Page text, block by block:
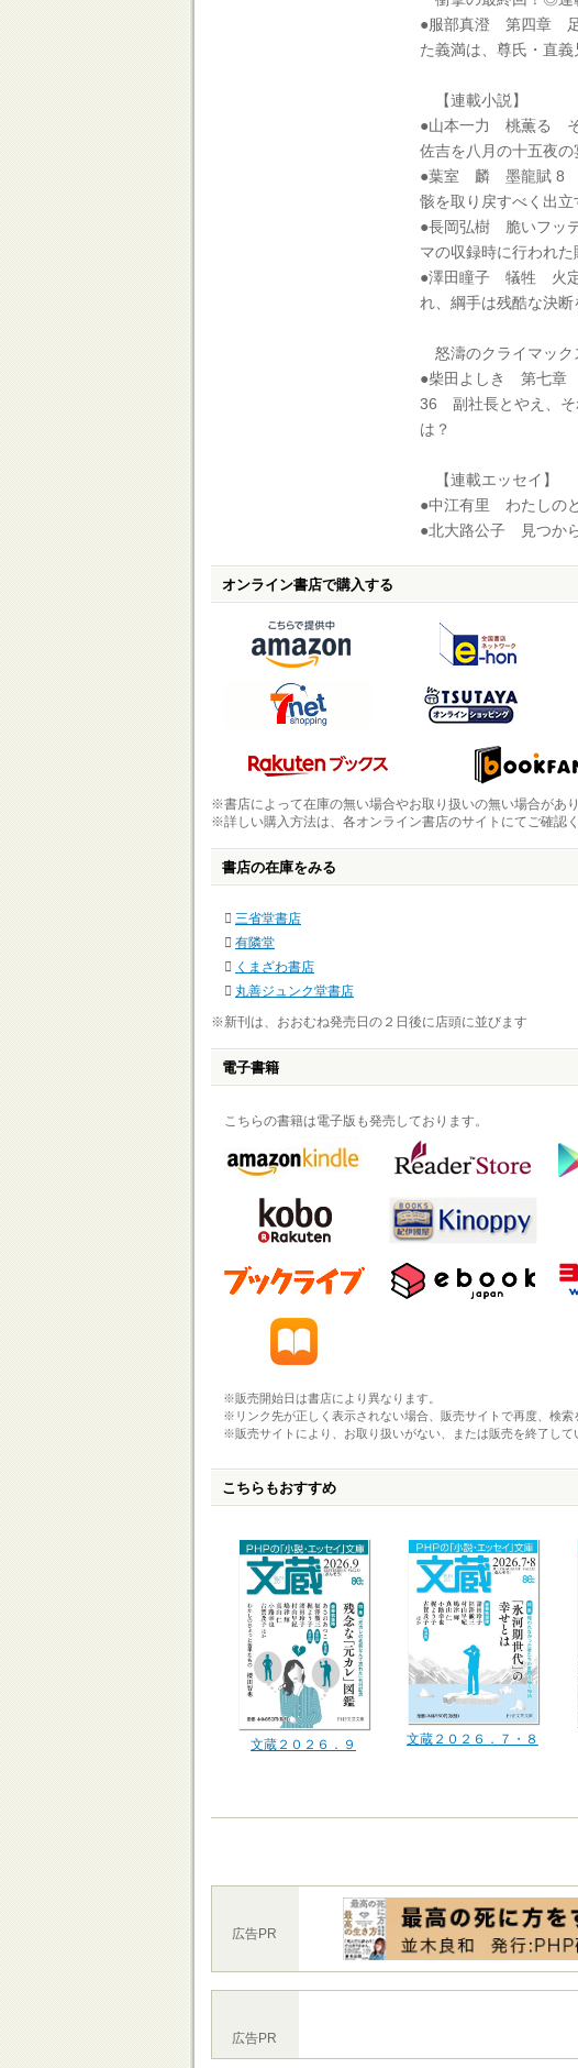
●服部真澄 第四章
た義満は、尊氏・直義
【連載小説】
●山本一力 桃薫る
佐吉を八月の十五夜の
●葉室 麟 墨龍賦 8
骸を取り戻すべく出立
●長岡弘樹 脆いフッ
マの収録時に行われた
●澤田瞳子 犠牲 火定
れ、綱手は残酷な決断
怒濤のクライマッ
●柴田よしき 第七章
36 副社長とやえ、そ
は？
【連載エッセイ】
●中江有里 わたしの
●北大路公子 見つか
オンライン書店で購入する
※書店によって在庫の無い場合やお取り扱いの無い場合があ
※詳しい購入方法は、各オンライン書店のサイトにてご確認く
書店の在庫をみる
三省堂書店
有隣堂
くまざわ書店
丸善ジュンク堂書店
※新刊は、おおむね発売日の２日後に店頭に並びます
電子書籍
こちらの書籍は電子版も発売しております。
※販売開始日は書店により異なります。
※リンク先が正しく表示されない場合、販売サイトで再度、検索
※販売サイトにより、お取り扱いがない、または販売を終了して
こちらもおすすめ
文蔵２０２６．９ 文蔵２０２６．７・８
広告PR
広告PR